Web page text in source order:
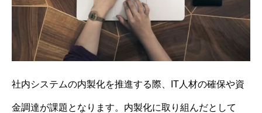
社内システムの内製化を推進する際、IT人材の確保や資
金調達が課題となります。内製化に取り組んだとして